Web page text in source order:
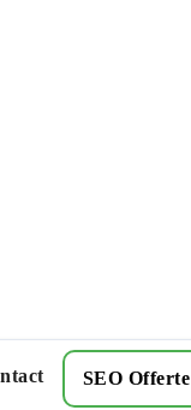
SEO Offerte